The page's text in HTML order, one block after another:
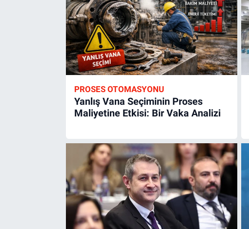
PROSES OTOMASYONU
Yanlış Vana Seçiminin Proses
Maliyetine Etkisi: Bir Vaka Analizi